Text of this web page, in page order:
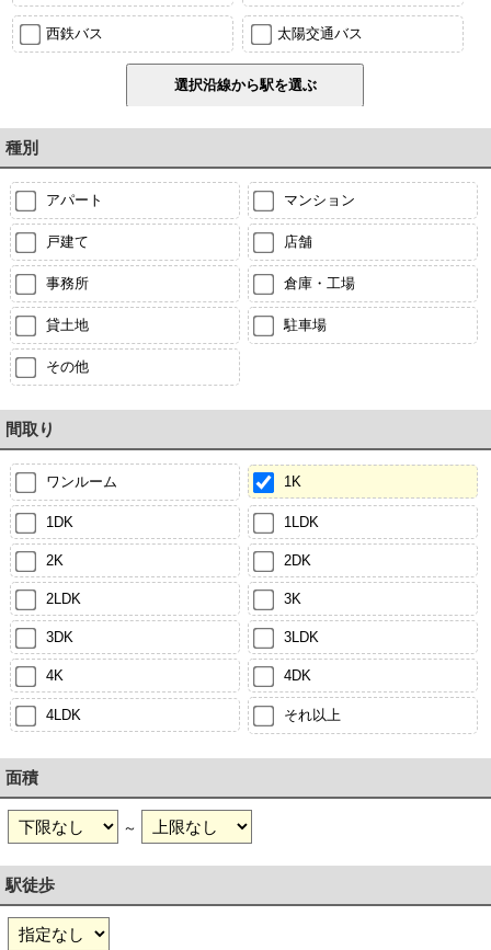
西鉄バス 太陽交通バス
種別
アパート マンション
戸建て 店舗
事務所 倉庫・工場
貸土地 駐車場
その他
間取り
ワンルーム 1K
1DK 1LDK
2K 2DK
2LDK 3K
3DK 3LDK
4K 4DK
4LDK それ以上
面積
～
駅徒歩